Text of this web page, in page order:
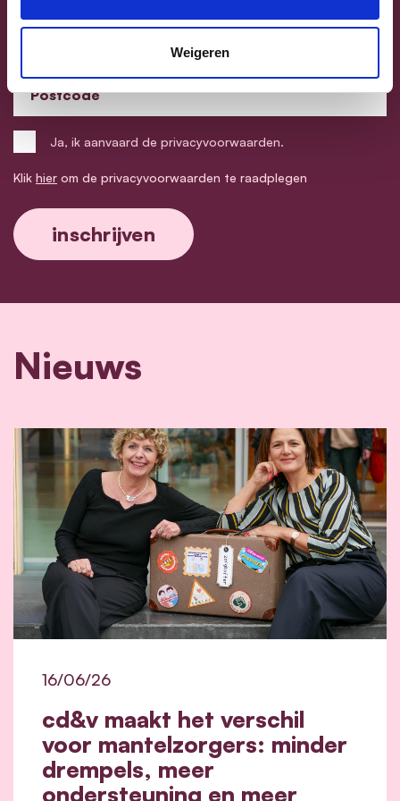
Weigeren
Postcode
Ja, ik aanvaard de privacyvoorwaarden.
Klik hier om de privacyvoorwaarden te raadplegen
Nieuws
cd&v maakt het verschil
voor mantelzorgers: minder
drempels, meer
ondersteuning en meer
16/06/26